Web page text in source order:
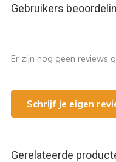
Gebruikers
Er zijn nog geen reviews
Schrijf je eigen
Gerelateerde